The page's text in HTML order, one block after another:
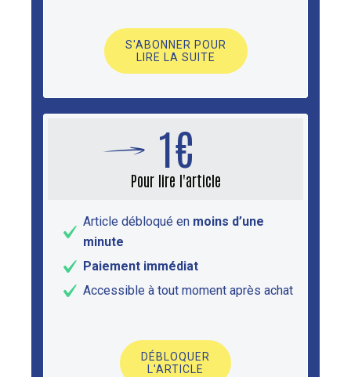
S'ABONNER POUR
LIRE LA SUITE
1€
Pour lire l'article
Article débloqué en moins d’une
minute
Paiement immédiat
Accessible à tout moment après achat
DÉBLOQUER
L'ARTICLE